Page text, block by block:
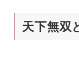
天下無双